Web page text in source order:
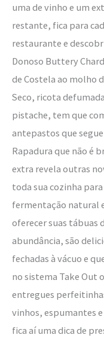
uma de vinho e um
restante, fica para
restaurante e
Donoso Buttery
de Costela ao molho
Seco, ricota
pistache, tem que
antepastos que
Rapadura que não é
extra revela outras
toda sua cozinha
fermentação natural
oferecer suas tábuas
abundância, são
fechadas à vácuo e
no sistema Take Out
entregues
vinhos, espumantes
fica aí uma dica de